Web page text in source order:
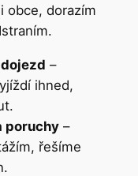
obce, dorazím
–
ihned,
poruchy–
řešíme